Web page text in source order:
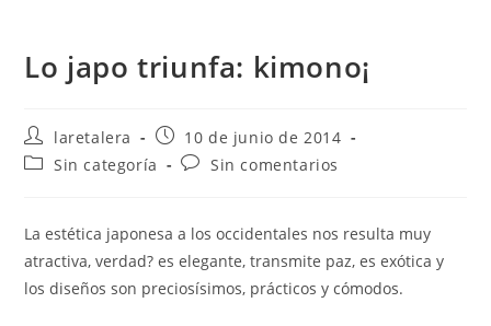
Lo japo triunfa: kimono¡
Autor
de
la
laretalera
Publicación
la
10 de junio de 2014
Categoría
entrada:
Sin categoría
Comentarios
entrada:
Sin comentarios
La estética japonesa a los occidentales nos resulta muy
atractiva, verdad? es elegante, transmite paz, es exótica y
los diseños son preciosísimos, prácticos y cómodos.